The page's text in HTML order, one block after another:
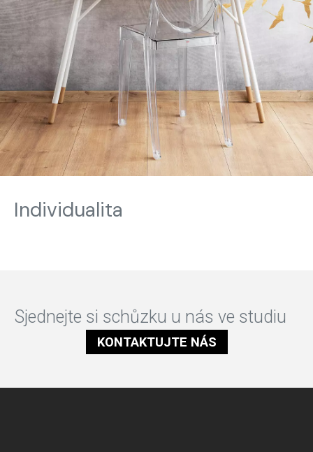
Individualita
Sjednejte si schůzku u nás ve studiu
KONTAKTUJTE NÁS